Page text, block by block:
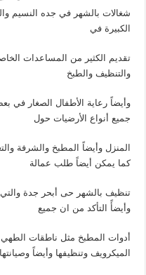
شغالات بالشهر في جده النسيم
الكبيرة في
تقديم الكثير من المساعدات
والتنظيف والطبخ
وأيضاً رعاية الأطفال الصغار في
جميع أنواع الأرضيات حول
المنزل وأيضاً المطبخ والشرفة
كما يمكن أيضاً طلب عمالة
تنظيف بالشهر حى أبحر جدة
وأيضأً التأكد من ان جميع
أدوات المطبخ مثل ناطقات
الميكرويف وتنظيفها وأيضاً وصيانتها